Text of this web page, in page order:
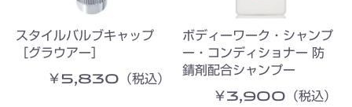
スタイルバルブキャップ
［グラウアー］
￥5,830（税込）
ボディーワーク・シャンプ
ー・コンディショナー 防
錆剤配合シャンプー
￥3,900（税込）